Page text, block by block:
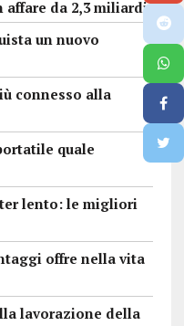
da 2,3 miliardi
un nuovo
connesso alla
quale
lento: le migliori
offre nella vita
lavorazione della